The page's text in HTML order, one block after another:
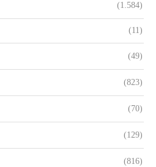
(1.584)
(11)
(49)
(823)
(70)
(129)
(816)